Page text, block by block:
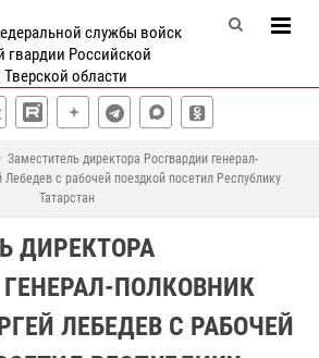
службы войск
гвардии Российской
области
Заместитель директора Росгвардии генерал-
Лебедев с рабочей поездкой посетил Республику
Татарстан
ДИРЕКТОРА
ПОЛКОВНИК
ЛЕБЕДЕВ С РАБОЧЕЙ